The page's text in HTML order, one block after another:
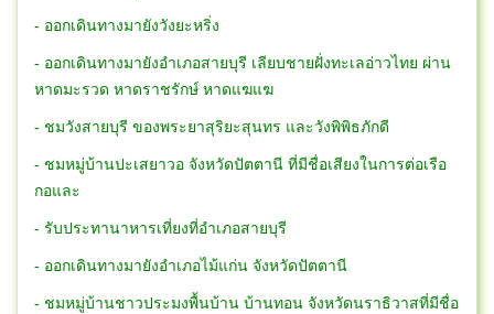
- ออกเดินทางมายังวังยะหริ่ง
- ออกเดินทางมายังอำเภอสายบุรี เลียบชายฝั่งทะเลอ่าวไทย ผ่าน
หาดมะรวด หาดราชรักษ์ หาดแฆแฆ
- ชมวังสายบุรี ของพระยาสุริยะสุนทร และวังพิพิธภักดี
- ชมหมู่บ้านปะเสยาวอ จังหวัดปัตตานี ที่มีชื่อเสียงในการต่อเรือ
กอและ
- รับประทานาหารเที่ยงที่อำเภอสายบุรี
- ออกเดินทางมายังอำเภอไม้แก่น จังหวัดปัตตานี
- ชมหมู่บ้านชาวประมงพื้นบ้าน บ้านทอน จังหวัดนราธิวาสที่มีชื่อ